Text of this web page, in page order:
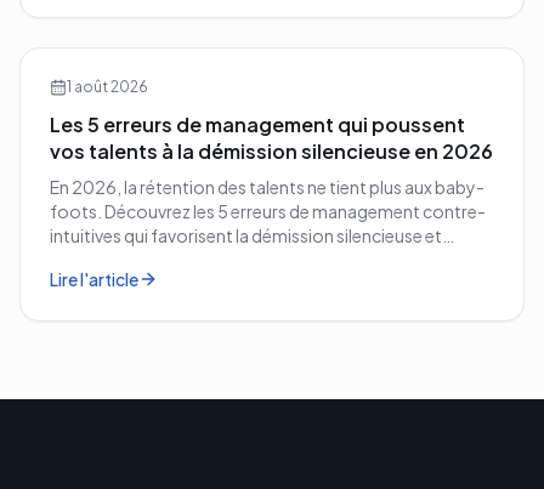
1 août 2026
Les 5 erreurs de management qui poussent
vos talents à la démission silencieuse en 2026
En 2026, la rétention des talents ne tient plus aux baby-
foots. Découvrez les 5 erreurs de management contre-
intuitives qui favorisent la démission silencieuse et
Lire l'article